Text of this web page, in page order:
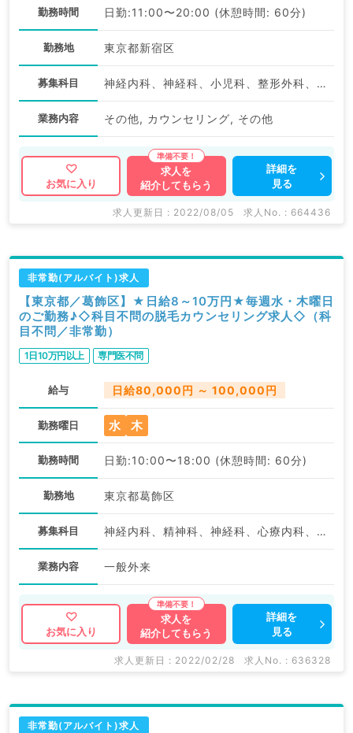
勤務時間 日勤:11:00〜20:00 (休憩時間: 60分)
勤務地 東京都新宿区
募集科目 神経内科、神経科、小児科、整形外科、形成外科、美容外科、脳神経外科、呼吸器外科、心臓血管外科、小児外科、皮膚科、泌尿器科、産婦人科、産科、婦人科、眼科、耳鼻咽喉科、気管食道科、放射線科、リハビリテーション科、麻酔科、ペインクリニック、人工透析科、緩和ケア科、一般内科、呼吸器内科、消化器内科、内分泌・代謝内科、腎臓内科、老年内科、外科系全般、一般外科、消化器外科、乳腺外科、総合診療科、美容皮膚科、健診・人間ドック、救急科・ＩＣＵ、病理科、膠原病科、スポーツ整形外科、大腸・肛門外科、脊髄・脊椎外科
業務内容 その他, カウンセリング, その他
お気に入り
求人を
紹介してもらう
詳細を
見る
求人更新日 : 2022/08/05 求人No. : 664436
非常勤(アルバイト)求人
【東京都／葛飾区】★日給8～10万円★毎週水・木曜日
のご勤務♪◇科目不問の脱毛カウンセリング求人◇（科
目不問／非常勤）
1日10万円以上 専門医不問
給与 日給80,000円 ～ 100,000円
勤務曜日 水 木
勤務時間 日勤:10:00〜18:00 (休憩時間: 60分)
勤務地 東京都葛飾区
募集科目 神経内科、精神科、神経科、心療内科、アレルギー科、リウマチ科、小児科、整形外科、形成外科、美容外科、脳神経外科、呼吸器外科、心臓血管外科、小児外科、皮膚科、泌尿器科、産婦人科、産科、婦人科、眼科、耳鼻咽喉科、気管食道科、放射線科、リハビリテーション科、麻酔科、ペインクリニック、人工透析科、緩和ケア科、一般内科、循環器内科、呼吸器内科、消化器内科、内分泌・代謝内科、腎臓内科、老年内科、血液内科、外科系全般、一般外科、消化器外科、乳腺外科、総合診療科、美容皮膚科、健診・人間ドック、救急科・ＩＣＵ、病理科、基礎医学系、膠原病科、スポーツ整形外科、大腸・肛門外科、その他、産業医、科目不問
業務内容 一般外来
お気に入り
求人を
紹介してもらう
詳細を
見る
求人更新日 : 2022/02/28 求人No. : 636328
非常勤(アルバイト)求人